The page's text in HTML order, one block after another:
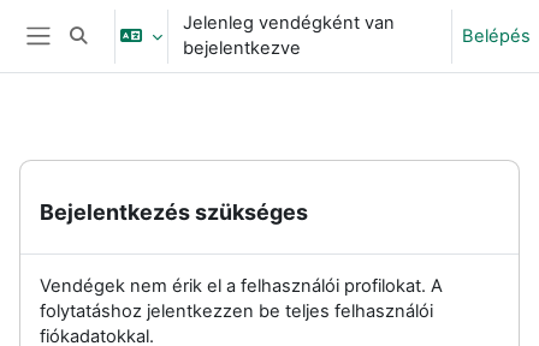
Tovább a fő tartalomhoz
Oldalpanel
Keresési bemeneti adatok váltása
Jelenleg vendégként van
bejelentkezve
Belépés
Bejelentkezés szükséges
Vendégek nem érik el a felhasználói profilokat. A
folytatáshoz jelentkezzen be teljes felhasználói
fiókadatokkal.